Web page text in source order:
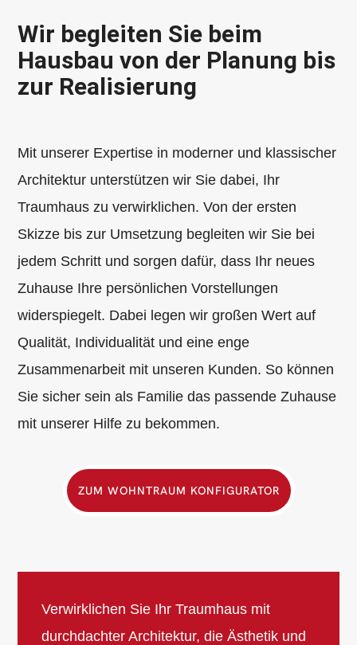
Wir begleiten Sie beim
Hausbau von der Planung bis
zur Realisierung
Mit unserer Expertise in moderner und klassischer
Architektur unterstützen wir Sie dabei, Ihr
Traumhaus zu verwirklichen. Von der ersten
Skizze bis zur Umsetzung begleiten wir Sie bei
jedem Schritt und sorgen dafür, dass Ihr neues
Zuhause Ihre persönlichen Vorstellungen
widerspiegelt. Dabei legen wir großen Wert auf
Qualität, Individualität und eine enge
Zusammenarbeit mit unseren Kunden. So können
Sie sicher sein als Familie das passende Zuhause
mit unserer Hilfe zu bekommen.
ZUM WOHNTRAUM KONFIGURATOR
Verwirklichen Sie Ihr Traumhaus mit
durchdachter Architektur, die Ästhetik und